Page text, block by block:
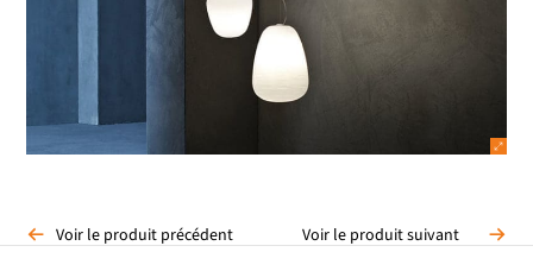
Voir le produit précédent Voir le produit suivant